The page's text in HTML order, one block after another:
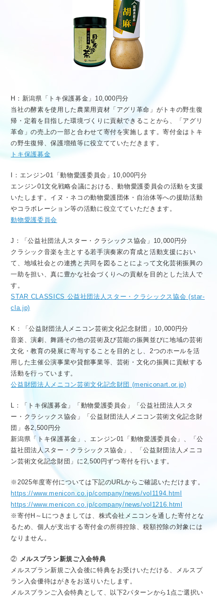
H：新潟県「トキ保護募金」10,000円分
当社の酵素を使用した農業用資材「アグリ革命」がトキの野生復
帰・定着を目指した環境づくりに貢献できることから、「アグリ
革命」の売上の一部と合わせて寄付を実施します。寄付金はトキ
の野生復帰、保護増殖等に役立てていただきます。
トキ保護募金
I：エンジン01「動物愛護委員会」10,000円分
エンジン01文化戦略会議における、動物愛護委員会の活動を支援
いたします。イヌ・ネコの動物愛護団体・自治体等への援助活動
やコラボレーション等の活動に役立てていただきます。
動物愛護委員会
J：「公益社団法人スター・クラシックス協会」10,000円分
クラシック音楽を主とする若手演奏家の育成と活動支援におい
て、地域社会との連携と共同を図ることによって文化芸術振興の
一助を担い、真に豊かな社会づくりへの貢献を目的とした法人で
す。
STAR CLASSICS 公益社団法人スター・クラシックス協会 (star-
cla.jp)
K：「公益財団法人メニコン芸術文化記念財団」10,000円分
音楽、演劇、舞踊その他の芸術及び芸能の振興並びに地域の芸術
文化・教育の発展に寄与することを目的とし、2つのホールを活
用した主催公演事業や貸館事業等、芸術・文化の振興に貢献する
活動を行っています。
公益財団法人メニコン芸術文化記念財団 (meniconart.or.jp)
L：「トキ保護募金」「動物愛護委員会」「公益社団法人スタ
ー・クラシックス協会」「公益財団法人メニコン芸術文化記念財
団」各2,500円分
新潟県「トキ保護募金」、エンジン01「動物愛護委員会」、「公
益社団法人スター・クラシックス協会」、「公益財団法人メニコ
ン芸術文化記念財団」に2,500円ずつ寄付を行います。
※2025年度寄付については下記のURLからご確認いただけます。
https://www.menicon.co.jp/company/news/vol1194.html
https://www.menicon.co.jp/company/news/vol1216.html
※寄付H～Lにつきましては、株式会社メニコンを通した寄付とな
るため、個人が支出する寄付金の所得控除、税額控除の対象には
なりません。
② メルスプラン新規ご入会特典
メルスプラン新規ご入会後に特典をお受けいただける、メルスプ
ラン入会優待はがきをお送りいたします。
メルスプランご入会特典として、以下2パターンから1点ご選択い